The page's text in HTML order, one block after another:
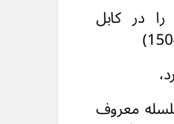
را در کابل
معروف